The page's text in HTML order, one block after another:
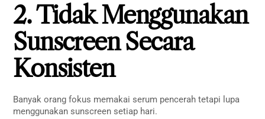
2. Tidak Menggunakan
Sunscreen Secara
Konsisten
Banyak orang fokus memakai serum pencerah tetapi lupa
menggunakan sunscreen setiap hari.